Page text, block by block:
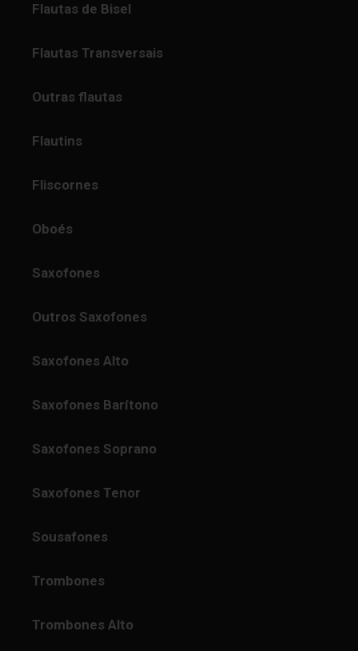
Flautas de Bisel
Flautas Transversais
Outras flautas
Flautins
Fliscornes
Oboés
Saxofones
Outros Saxofones
Saxofones Alto
Saxofones Barítono
Saxofones Soprano
Saxofones Tenor
Sousafones
Trombones
Trombones Alto